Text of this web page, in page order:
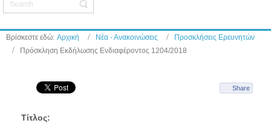
Βρίσκεστε εδώ: Αρχική Νέα - Ανακοινώσεις
Προσκλήσεις Ερευνητών
Πρόσκληση Εκδήλωσης Ενδιαφέροντος 1204/2018
Share
Τίτλος: